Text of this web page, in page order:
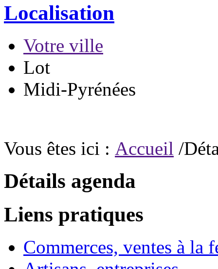
Localisation
Votre ville
Lot
Midi-Pyrénées
Vous êtes ici : Accueil /
Détails agenda
Liens pratiques
Commerces, ventes à la